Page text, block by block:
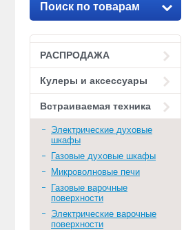
Поиск по товарам
РАСПРОДАЖА
Кулеры и аксессуары
Встраиваемая техника
Электрические духовые
шкафы
Газовые духовые шкафы
Микроволновые печи
Газовые варочные
поверхности
Электрические варочные
поверхности